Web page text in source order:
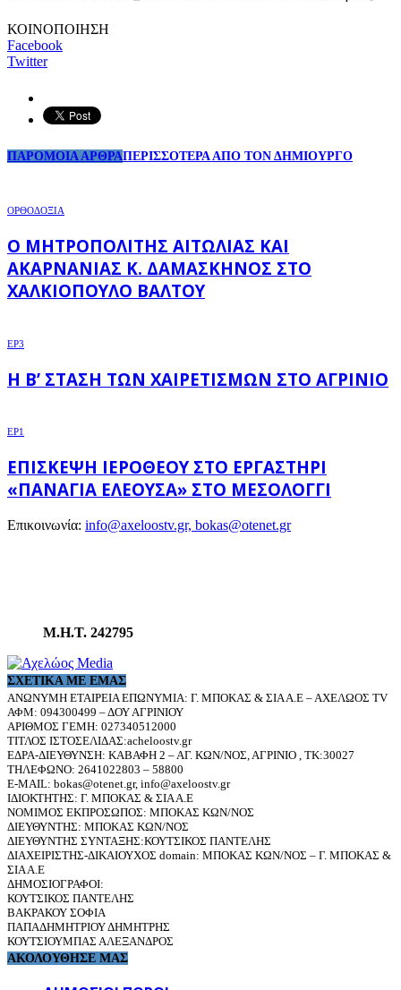
ΚΟΙΝΟΠΟΙΗΣΗ
Facebook
Twitter
ΠΑΡΟΜΟΙΑ ΑΡΘΡΑΠΕΡΙΣΣΟΤΕΡΑ ΑΠΟ ΤΟΝ ΔΗΜΙΟΥΡΓΟ
ΟΡΘΟΔΟΞΙΑ
Ο ΜΗΤΡΟΠΟΛΊΤΗΣ ΑΙΤΩΛΊΑΣ ΚΑΙ
ΑΚΑΡΝΑΝΊΑΣ Κ. ΔΑΜΑΣΚΗΝΌΣ ΣΤΟ
ΧΑΛΚΙΌΠΟΥΛΟ ΒΆΛΤΟΥ
EP3
Η Β’ ΣΤΆΣΗ ΤΩΝ ΧΑΙΡΕΤΙΣΜΏΝ ΣΤΟ ΑΓΡΊΝΙΟ
EP1
ΕΠΊΣΚΕΨΗ ΙΕΡΌΘΕΟΥ ΣΤΟ ΕΡΓΑΣΤΉΡΙ
«ΠΑΝΑΓΊΑ ΕΛΕΟΎΣΑ» ΣΤΟ ΜΕΣΟΛΌΓΓΙ
Επικοινωνία: info@axeloostv.gr, bokas@otenet.gr
Μ.Η.Τ. 242795
ΣΧΕΤΙΚΆ ΜΕ ΕΜΆΣ
ΑΝΩΝΥΜΗ ΕΤΑΙΡΕΙΑ ΕΠΩΝΥΜΙΑ: Γ. ΜΠΟΚΑΣ & ΣΙΑ Α.Ε – ΑΧΕΛΩΟΣ TV
ΑΦΜ: 094300499 – ΔΟΥ ΑΓΡΙΝΙΟΥ
ΑΡΙΘΜΟΣ ΓΕΜΗ: 027340512000
ΤΙΤΛΟΣ ΙΣΤΟΣΕΛΙΔΑΣ:acheloostv.gr
ΕΔΡΑ-ΔΙΕΥΘΥΝΣΗ: ΚΑΒΑΦΗ 2 – ΑΓ. ΚΩΝ/ΝΟΣ, ΑΓΡΙΝΙΟ , ΤΚ:30027
ΤΗΛΕΦΩΝΟ: 2641022803 – 58800
E-MAIL: bokas@otenet.gr, info@axeloostv.gr
ΙΔΙΟΚΤΗΤΗΣ: Γ. ΜΠΟΚΑΣ & ΣΙΑ Α.Ε
ΝΟΜΙΜΟΣ ΕΚΠΡΟΣΩΠΟΣ: ΜΠΟΚΑΣ ΚΩΝ/ΝΟΣ
ΔΙΕΥΘΥΝΤΗΣ: ΜΠΟΚΑΣ ΚΩΝ/ΝΟΣ
ΔΙΕΥΘΥΝΤΗΣ ΣΥΝΤΑΞΗΣ:ΚΟΥΤΣΙΚΟΣ ΠΑΝΤΕΛΗΣ
ΔΙΑΧΕΙΡΙΣΤΗΣ-ΔΙΚΑΙΟΥΧΟΣ domain: ΜΠΟΚΑΣ ΚΩΝ/ΝΟΣ – Γ. ΜΠΟΚΑΣ &
ΣΙΑ Α.Ε
ΔΗΜΟΣΙΟΓΡΑΦΟΙ:
ΚΟΥΤΣΙΚΟΣ ΠΑΝΤΕΛΗΣ
ΒΑΚΡΑΚΟΥ ΣΟΦΙΑ
ΠΑΠΑΔΗΜΗΤΡΙΟΥ ΔΗΜΗΤΡΗΣ
ΚΟΥΤΣΙΟΥΜΠΑΣ ΑΛΕΞΑΝΔΡΟΣ
ΑΚΟΛΟΥΘΗΣΕ ΜΑΣ